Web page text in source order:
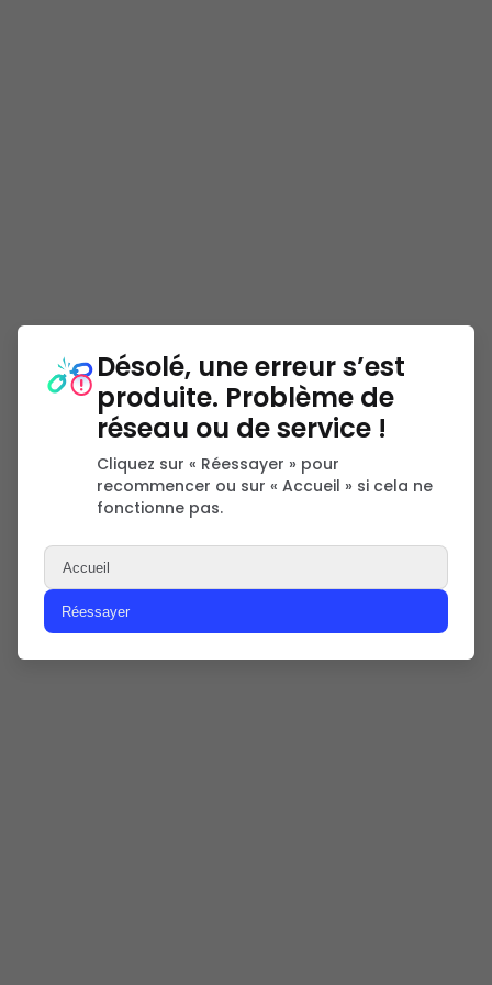
Désolé, une erreur s’est
produite. Problème de
réseau ou de service !
Cliquez sur « Réessayer » pour
recommencer ou sur « Accueil » si cela ne
fonctionne pas.
Accueil
Réessayer